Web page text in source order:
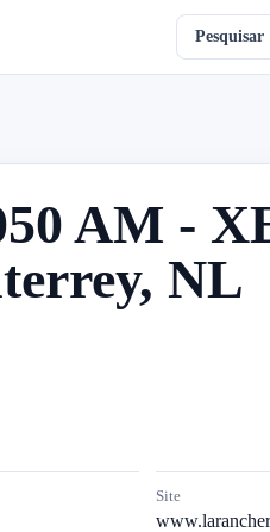
Pesquisar
AM -
NL
Site